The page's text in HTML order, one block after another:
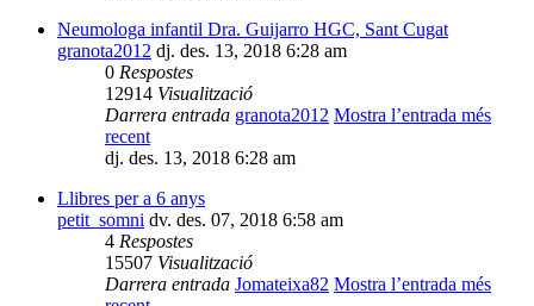
Neumologa infantil Dra. Guijarro HGC, Sant Cugat
granota2012 dj. des. 13, 2018 6:28 am
0 Respostes
12914 Visualització
Darrera entrada granota2012 Mostra l’entrada més
recent
dj. des. 13, 2018 6:28 am
Llibres per a 6 anys
petit_somni dv. des. 07, 2018 6:58 am
4 Respostes
15507 Visualització
Darrera entrada Jomateixa82 Mostra l’entrada més